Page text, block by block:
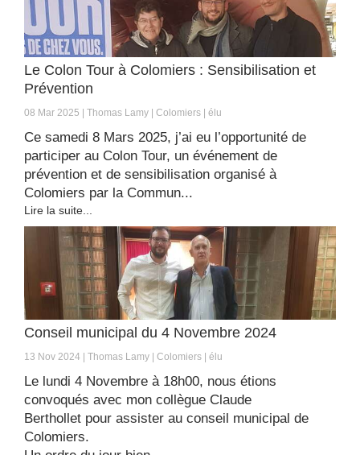
Le Colon Tour à Colomiers : Sensibilisation et
Prévention
08 Mar 2025 Thomas Lamy Colomiers élu
Ce samedi 8 Mars 2025, j’ai eu l’opportunité de
participer au Colon Tour, un événement de
prévention et de sensibilisation organisé à
Colomiers par la Commun...
Lire la suite...
Conseil municipal du 4 Novembre 2024
13 Nov 2024 Thomas Lamy Colomiers élu
Le lundi 4 Novembre à 18h00, nous étions
convoqués avec mon collègue Claude
Berthollet pour assister au conseil municipal de
Colomiers.